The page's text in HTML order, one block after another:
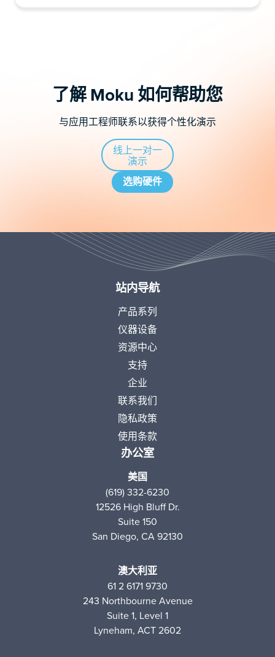
了解 Moku 如何帮助您
与应用工程师联系以获得个性化演示
线上一对一
演示
选购硬件
站内导航
产品系列
仪器设备
资源中心
支持
企业
联系我们
隐私政策
使用条款
办公室
美国
(619) 332-6230
12526 High Bluff Dr.
Suite 150
San Diego, CA 92130
澳大利亚
61 2 6171 9730
243 Northbourne Avenue
Suite 1, Level 1
Lyneham, ACT 2602